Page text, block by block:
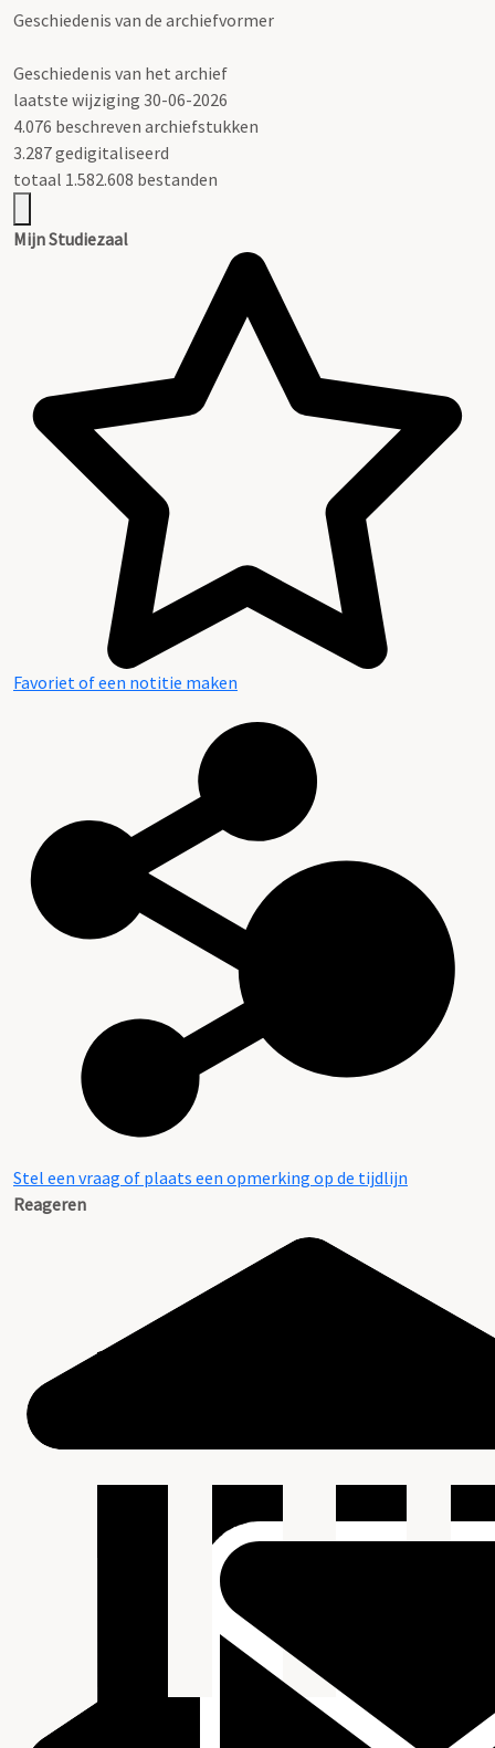
Geschiedenis van de archiefvormer
Geschiedenis van het archief
laatste wijziging 30-06-2026
4.076 beschreven archiefstukken
3.287 gedigitaliseerd
totaal 1.582.608 bestanden
Mijn Studiezaal
Favoriet of een notitie maken
Stel een vraag of plaats een opmerking op de tijdlijn
Reageren